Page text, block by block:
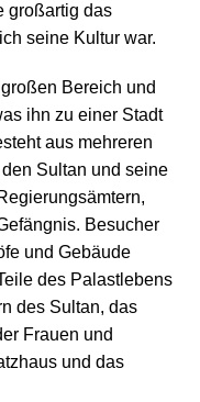
großartig das
seine Kultur war.
Bereich und
ihn zu einer Stadt
aus mehreren
Sultan und seine
Besucher
und Gebäude
des Palastlebens
des Sultan, das
Frauen und
und das